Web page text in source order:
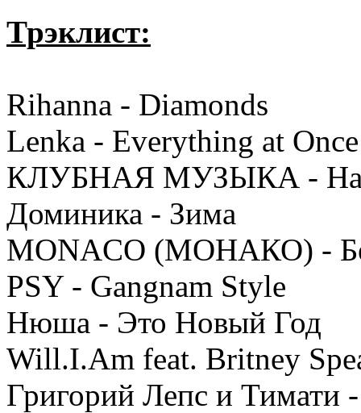
Трэклист:
Rihanna - Diamonds
Lenka - Everything at Once
КЛУБНАЯ МУЗЫКА -
Доминика - Зима
MONACO (МОНАКО) -
PSY - Gangnam Style
Нюша - Это Новый Год
Will.I.Am feat. Britney
Григорий Лепс и Тимати